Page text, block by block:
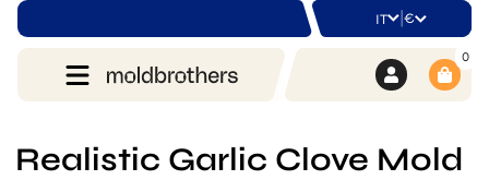
IT | €
0
Realistic Garlic Clove Mold